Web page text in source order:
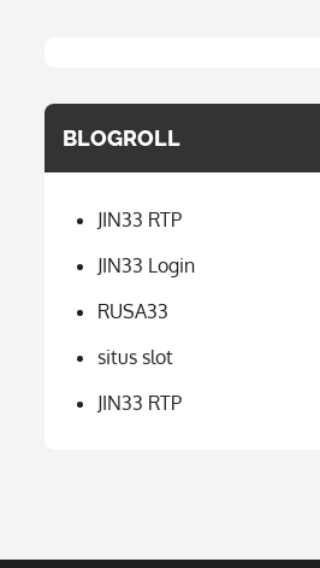
BLOGROLL
JIN33 RTP
JIN33 Login
RUSA33
situs slot
JIN33 RTP